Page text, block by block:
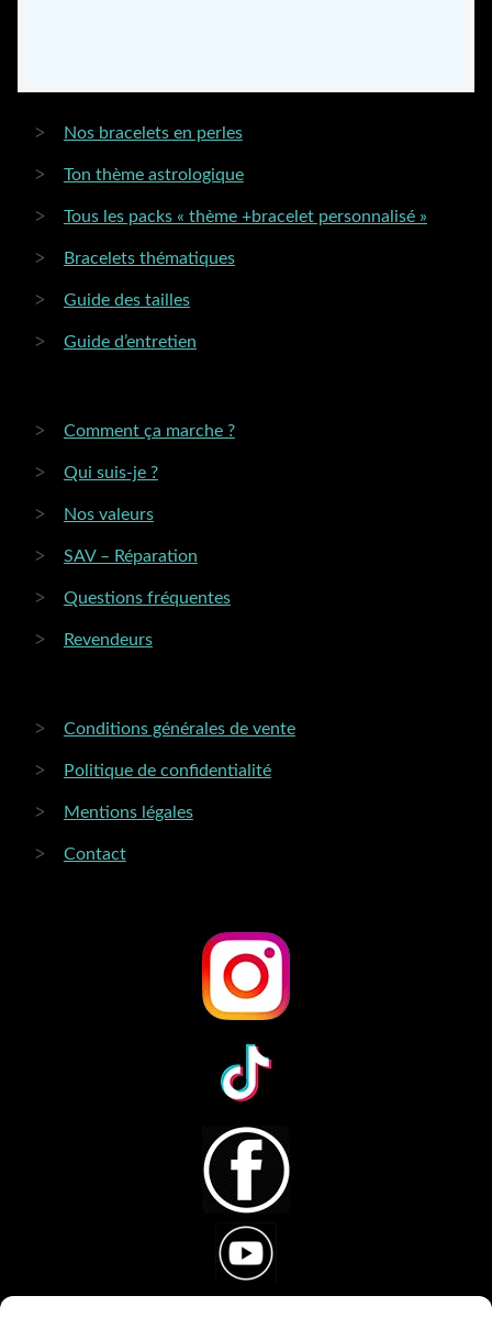
Nos bracelets en perles
Ton thème astrologique
Tous les packs « thème +bracelet personnalisé »
Bracelets thématiques
Guide des tailles
Guide d’entretien
Comment ça marche ?
Qui suis-je ?
Nos valeurs
SAV – Réparation
Questions fréquentes
Revendeurs
Conditions générales de vente
Politique de confidentialité
Mentions légales
Contact